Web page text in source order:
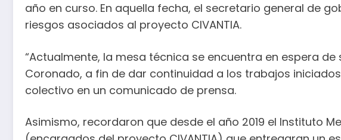
año en curso. En aquella fecha, el secretario general de
riesgos asociados al proyecto CIVANTIA.
“Actualmente, la mesa técnica se encuentra en espera
Coronado, a fin de dar continuidad a los trabajos
colectivo en un comunicado de prensa.
Asimismo, recordaron que desde el año 2019 el Instituto